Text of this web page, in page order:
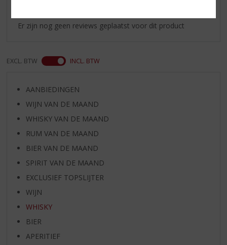
Er zijn nog geen reviews geplaatst voor dit product
EXCL. BTW INCL. BTW
AANBIEDINGEN
WIJN VAN DE MAAND
WHISKY VAN DE MAAND
RUM VAN DE MAAND
BIER VAN DE MAAND
SPIRIT VAN DE MAAND
EXCLUSIEF TOPSLIJTER
WIJN
WHISKY
BIER
APERITIEF